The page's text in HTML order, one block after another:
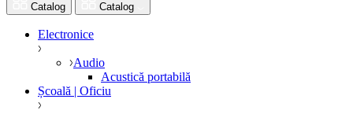
Catalog Catalog
Electronice
Audio
Acustică portabilă
Școală | Oficiu